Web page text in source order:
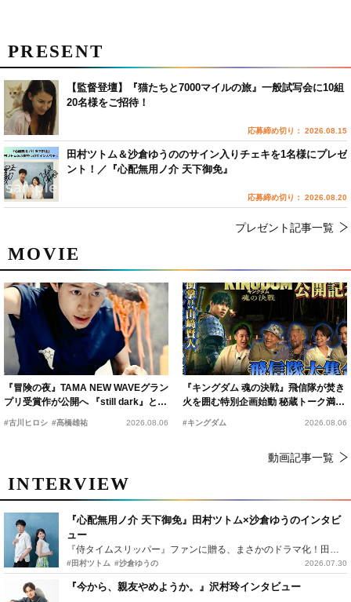
MOVIE
『冒険の夜』TAMA NEW WAVEグラン
プリ受賞作が公開へ 『still dark』と同
#古川ヒロシ #髙橋雄祐 2026.08.06
『キングダム 魂の決戦』飛信隊が焚き
火を囲む特別企画始動 秘蔵トーク満載
#キングダム 2026.08.06
動画記事一覧
INTERVIEW
『心配無用ノ介 天下御免』田村ツトム×沙倉ゆうのインタビ
ュー
『侍タイムスリッパー』ファンに贈る、まさかのドラマ化！田村ツトム×沙倉ゆうのが語る『心配無用ノ介』撮影秘話
#田村ツトム #沙倉ゆうの 2026.07.30
『今から、親友やめようか。』沢村玲インタビュー
PRESENT
【監督登壇】『猫たちと7000マイルの旅』一般試写会に10組
20名様をご招待！
応募締め切り： 2026.08.15
田村ツトム＆沙倉ゆうののサイン入りチェキを1名様にプレゼ
ント！／『心配無用ノ介 天下御免』
応募締め切り： 2026.08.20
プレゼント記事一覧